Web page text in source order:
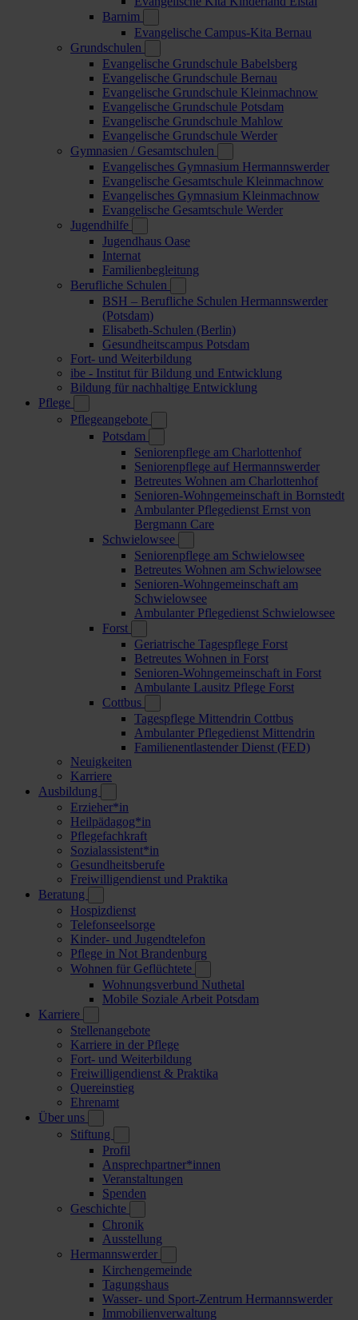
Barnim
Evangelische Campus-Kita Bernau
Grundschulen
Evangelische Grundschule Babelsberg
Evangelische Grundschule Bernau
Evangelische Grundschule Kleinmachnow
Evangelische Grundschule Potsdam
Evangelische Grundschule Mahlow
Evangelische Grundschule Werder
Gymnasien / Gesamtschulen
Evangelisches Gymnasium Hermannswerder
Evangelische Gesamtschule Kleinmachnow
Evangelisches Gymnasium Kleinmachnow
Evangelische Gesamtschule Werder
Jugendhilfe
Jugendhaus Oase
Internat
Familienbegleitung
Berufliche Schulen
BSH – Berufliche Schulen Hermannswerder
(Potsdam)
Elisabeth-Schulen (Berlin)
Gesundheitscampus Potsdam
Fort- und Weiterbildung
ibe - Institut für Bildung und Entwicklung
Bildung für nachhaltige Entwicklung
Pflege
Pflegeangebote
Potsdam
Seniorenpflege am Charlottenhof
Seniorenpflege auf Hermannswerder
Betreutes Wohnen am Charlottenhof
Senioren-Wohngemeinschaft in Bornstedt
Ambulanter Pflegedienst Ernst von
Bergmann Care
Schwielowsee
Seniorenpflege am Schwielowsee
Betreutes Wohnen am Schwielowsee
Senioren-Wohngemeinschaft am
Schwielowsee
Ambulanter Pflegedienst Schwielowsee
Forst
Geriatrische Tagespflege Forst
Betreutes Wohnen in Forst
Senioren-Wohngemeinschaft in Forst
Ambulante Lausitz Pflege Forst
Cottbus
Tagespflege Mittendrin Cottbus
Ambulanter Pflegedienst Mittendrin
Familienentlastender Dienst (FED)
Neuigkeiten
Karriere
Ausbildung
Erzieher*in
Heilpädagog*in
Pflegefachkraft
Sozialassistent*in
Gesundheitsberufe
Freiwilligendienst und Praktika
Beratung
Hospizdienst
Telefonseelsorge
Kinder- und Jugendtelefon
Pflege in Not Brandenburg
Wohnen für Geflüchtete
Wohnungsverbund Nuthetal
Mobile Soziale Arbeit Potsdam
Karriere
Stellenangebote
Karriere in der Pflege
Fort- und Weiterbildung
Freiwilligendienst & Praktika
Quereinstieg
Ehrenamt
Über uns
Stiftung
Profil
Ansprechpartner*innen
Veranstaltungen
Spenden
Geschichte
Chronik
Ausstellung
Hermannswerder
Kirchengemeinde
Tagungshaus
Wasser- und Sport-Zentrum Hermannswerder
Immobilienverwaltung